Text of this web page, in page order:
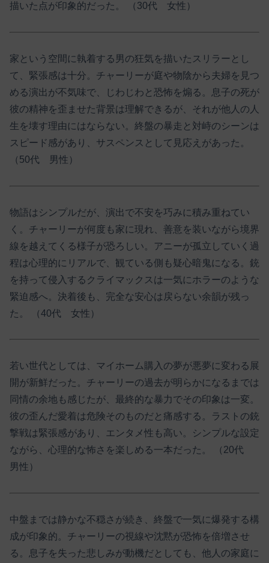
描いた点が印象的だった。 （30代 女性）
家という空間に執着する男の狂気を描いたスリラーとし
て、緊張感は十分。チャーリーが庭や物陰から夫婦を見つ
める演出が不気味で、じわじわと恐怖を煽る。息子の死が
彼の精神を歪ませた背景は理解できるが、それが他人の人
生を壊す理由にはならない。終盤の暴走と対峙のシーンは
スピード感があり、サスペンスとして見応えがあった。
（50代 男性）
物語はシンプルだが、演出で不安を巧みに積み重ねてい
く。チャーリーが何度も家に現れ、善意を装いながら境界
線を越えてくる様子が恐ろしい。アニーが孤立していく過
程は心理的にリアルで、観ている側も疑心暗鬼になる。銃
を持って侵入するクライマックスは一気にホラーのような
緊迫感へ。決着後も、完全な安心は戻らない余韻が残っ
た。 （40代 女性）
若い世代としては、マイホーム購入の夢が悪夢に変わる展
開が新鮮だった。チャーリーの過去が明らかになるまでは
同情の余地も感じたが、最終的な暴力でその印象は一変。
彼の歪んだ愛着は危険そのものだと痛感する。ラストの銃
撃戦は緊張感があり、エンタメ性も高い。シンプルな設定
ながら、心理的な怖さを楽しめる一本だった。 （20代
男性）
中盤までは静かな不穏さが続き、終盤で一気に爆発する構
成が印象的。チャーリーの視線や沈黙が恐怖を倍増させ
る。息子を失った悲しみが動機だとしても、他人の家庭に